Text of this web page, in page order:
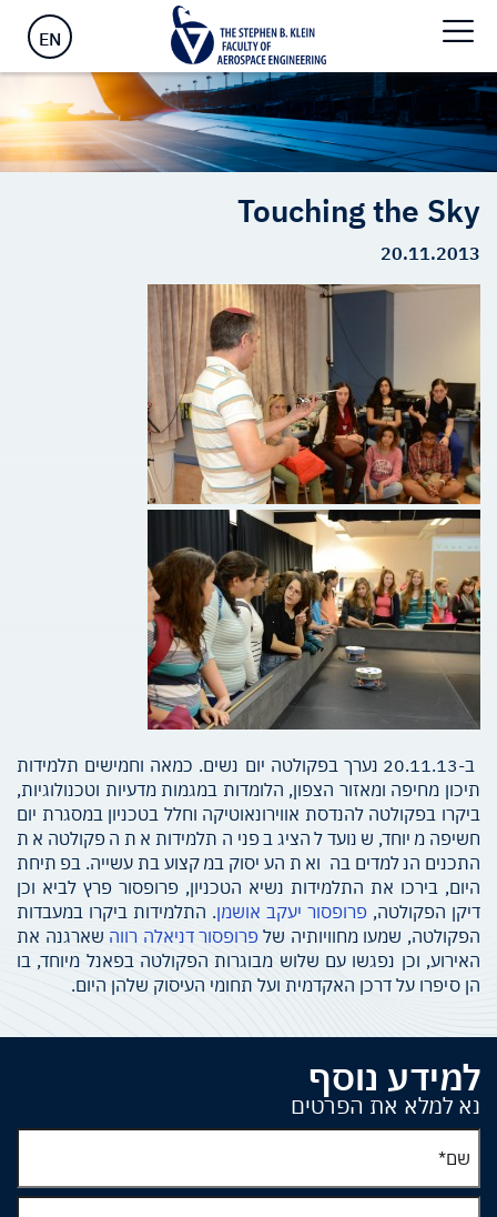
EN
Touching the Sky
20.11.2013
ב-20.11.13 נערך בפקולטה יום נשים. כמאה וחמישים תלמידות
תיכון מחיפה ומאזור הצפון, הלומדות במגמות מדעיות וטכנולוגיות,
ביקרו בפקולטה להנדסת אווירונאוטיקה וחלל בטכניון במסגרת יום
חשיפה מיוחד, שנועד להציג בפני התלמידות את הפקולטה את
התכנים הנלמדים בה ואת העיסוק במקצוע בתעשייה. בפתיחת
היום, בירכו את התלמידות נשיא הטכניון, פרופסור פרץ לביא וכן
דיקן הפקולטה, פרופסור יעקב אושמן. התלמידות ביקרו במעבדות
הפקולטה, שמעו מחוויותיה של פרופסור דניאלה רווה שארגנה את
האירוע, וכן נפגשו עם שלוש מבוגרות הפקולטה בפאנל מיוחד, בו
הן סיפרו על דרכן האקדמית ועל תחומי העיסוק שלהן היום.
למידע נוסף
נא למלא את הפרטים